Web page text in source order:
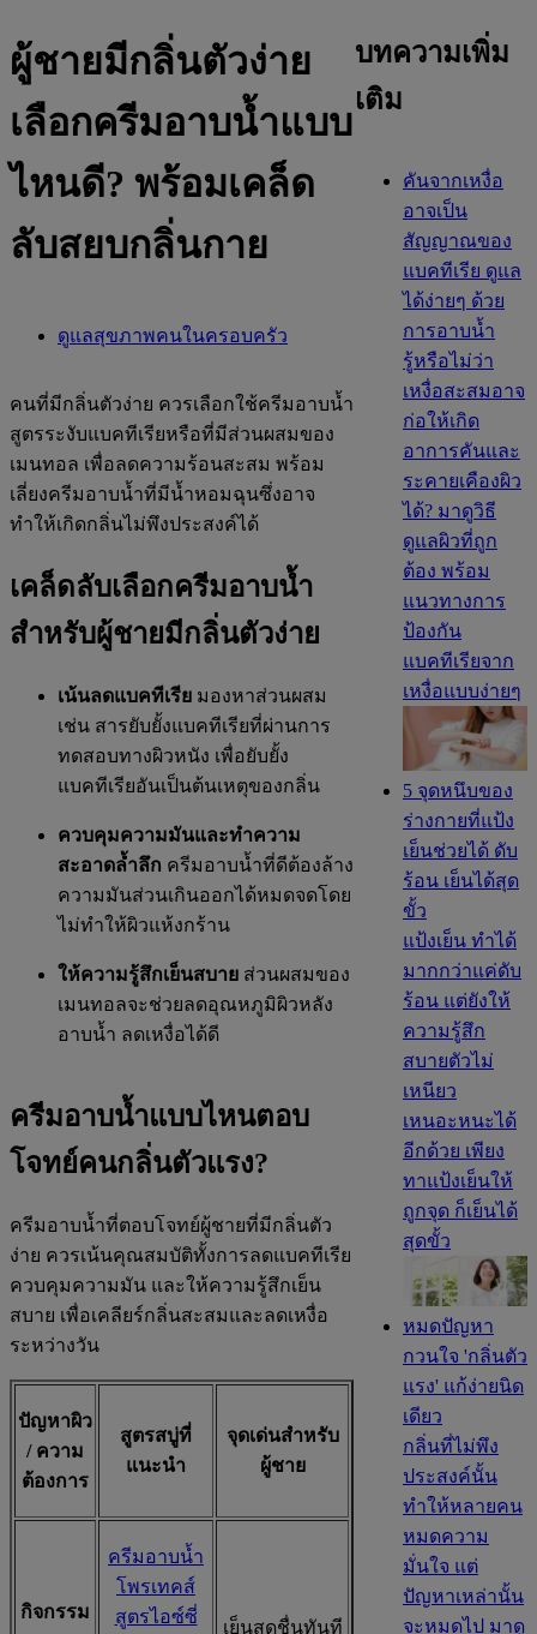
ผู้ชายมีกลิ่นตัวง่าย
เลือกครีมอาบน้ำแบบ
ไหนดี? พร้อมเคล็ด
ลับสยบกลิ่นกาย
ดูแลสุขภาพคนในครอบครัว
คนที่มีกลิ่นตัวง่าย ควรเลือกใช้ครีมอาบน้ำ
สูตรระงับแบคทีเรียหรือที่มีส่วนผสมของ
เมนทอล เพื่อลดความร้อนสะสม พร้อม
เลี่ยงครีมอาบน้ำที่มีน้ำหอมฉุนซึ่งอาจ
ทำให้เกิดกลิ่นไม่พึงประสงค์ได้​
เคล็ดลับเลือกครีมอาบน้ำ
สำหรับผู้ชายมีกลิ่นตัวง่าย
เน้นลดแบคทีเรีย มองหาส่วนผสม
เช่น สารยับยั้งแบคทีเรียที่ผ่านการ
ทดสอบทางผิวหนัง เพื่อยับยั้ง
แบคทีเรียอันเป็นต้นเหตุของกลิ่น
ควบคุมความมันและทำความ
สะอาดล้ำลึก ครีมอาบน้ำที่ดีต้องล้าง
ความมันส่วนเกินออกได้หมดจดโดย
ไม่ทำให้ผิวแห้งกร้าน
ให้ความรู้สึกเย็นสบาย ส่วนผสมของ
เมนทอลจะช่วยลดอุณหภูมิผิวหลัง
อาบน้ำ ลดเหงื่อได้ดี
ครีมอาบน้ำแบบไหนตอบ
โจทย์คนกลิ่นตัวแรง?
ครีมอาบน้ำที่ตอบโจทย์ผู้ชายที่มีกลิ่นตัว
ง่าย ควรเน้นคุณสมบัติทั้งการลดแบคทีเรีย
ควบคุมความมัน และให้ความรู้สึกเย็น
สบาย เพื่อเคลียร์กลิ่นสะสมและลดเหงื่อ
ระหว่างวัน
ปัญหาผิว
/ ความ
ต้องการ
สูตรสบู่ที่
แนะนำ
จุดเด่นสำหรับ
ผู้ชาย
กิจกรรม
ครีมอาบน้ำ
โพรเทคส์
สูตรไอซ์ซี่
เย็นสดชื่นทันที
บทความเพิ่ม
เติม
คันจากเหงื่อ
อาจเป็น
สัญญาณของ
แบคทีเรีย ดูแล
ได้ง่ายๆ ด้วย
การอาบน้ำ
รู้หรือไม่ว่า
เหงื่อสะสมอาจ
ก่อให้เกิด
อาการคันและ
ระคายเคืองผิว
ได้? มาดูวิธี
ดูแลผิวที่ถูก
ต้อง พร้อม
แนวทางการ
ป้องกัน
แบคทีเรียจาก
เหงื่อแบบง่ายๆ
5 จุดหนึบของ
ร่างกายที่แป้ง
เย็นช่วยได้ ดับ
ร้อน เย็นได้สุด
ขั้ว
แป้งเย็น ทำได้
มากกว่าแค่ดับ
ร้อน แต่ยังให้
ความรู้สึก
สบายตัวไม่
เหนียว
เหนอะหนะได้
อีกด้วย เพียง
ทาแป้งเย็นให้
ถูกจุด ก็เย็นได้
สุดขั้ว
หมดปัญหา
กวนใจ 'กลิ่นตัว
แรง' แก้ง่ายนิด
เดียว
กลิ่นที่ไม่พึง
ประสงค์นั้น
ทำให้หลายคน
หมดความ
มั่นใจ แต่
ปัญหาเหล่านั้น
จะหมดไป มาดู